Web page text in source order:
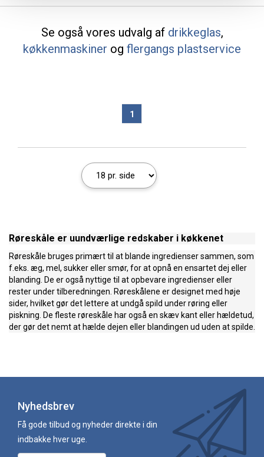
Se også vores udvalg af drikkeglas,
køkkenmaskiner og flergangs plastservice
1
Røreskåle er uundværlige redskaber i køkkenet
Røreskåle bruges primært til at blande ingredienser sammen, som
f.eks. æg, mel, sukker eller smør, for at opnå en ensartet dej eller
blanding. De er også nyttige til at opbevare ingredienser eller
rester under tilberedningen. Røreskålene er designet med høje
sider, hvilket gør det lettere at undgå spild under røring eller
piskning. De fleste røreskåle har også en skæv kant eller hældetud,
der gør det nemt at hælde dejen eller blandingen ud uden at spilde.
Nyhedsbrev
Få gode tilbud og nyheder direkte i din
indbakke hver uge.